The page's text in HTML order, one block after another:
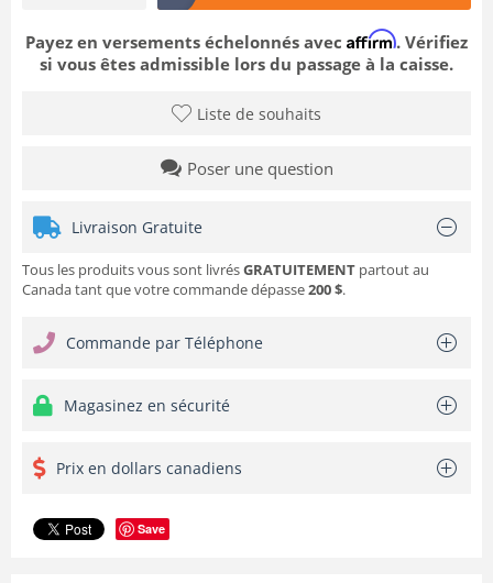
Payez en versements échelonnés avec Affirm. Vérifiez
si vous êtes admissible lors du passage à la caisse.
Liste de souhaits
Poser une question
Livraison Gratuite
Tous les produits vous sont livrésGRATUITEMENT partout au
Canada tant que votre commande dépasse200 $.
Commande par Téléphone
Magasinez en sécurité
Prix en dollars canadiens
Save